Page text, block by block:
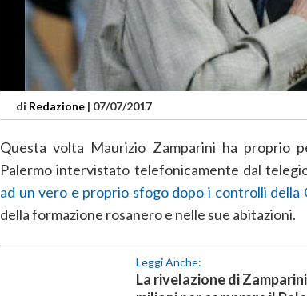
di Redazione | 07/07/2017
Questa volta Maurizio Zamparini ha proprio
Palermo intervistato telefonicamente dal
ad un vero e proprio sfogo dopo i controlli della
della formazione rosanero e nelle sue abitazioni.
Leggi Anche:
La rivelazione di